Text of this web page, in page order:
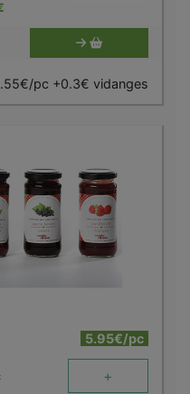
pc +0.3€ vidanges
5.95€/pc
+